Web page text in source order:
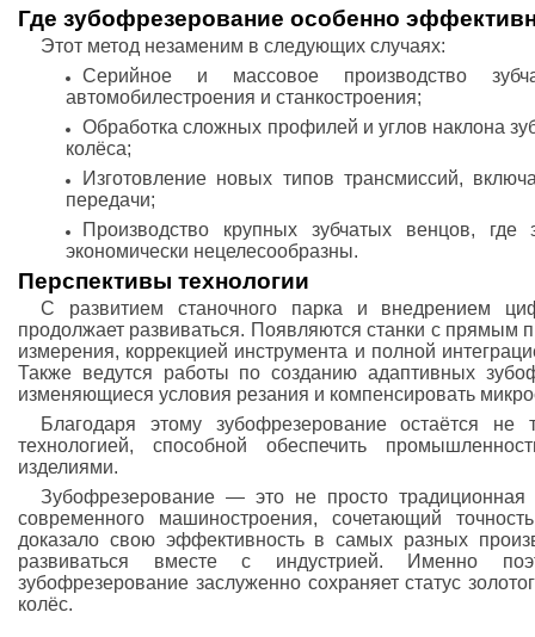
Где зубофрезерование особенно
Этот метод незаменим в следующих случаях:
Серийное и массовое производство
автомобилестроения и станкостроения;
Обработка сложных профилей и углов наклона
колёса;
Изготовление новых типов трансмиссий,
передачи;
Производство крупных зубчатых венцов, где
экономически нецелесообразны.
Перспективы технологии
С развитием станочного парка и внедрением
продолжает развиваться. Появляются станки с прямым
измерения, коррекцией инструмента и полной
Также ведутся работы по созданию адаптивных
изменяющиеся условия резания и компенсировать
Благодаря этому зубофрезерование остаётся не
технологией, способной обеспечить
изделиями.
Зубофрезерование — это не просто традиционная
современного машиностроения, сочетающий
доказало свою эффективность в самых разных
развиваться вместе с индустрией. Именно
зубофрезерование заслуженно сохраняет статус
колёс.